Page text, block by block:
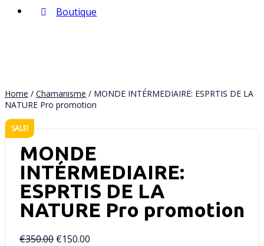
Boutique
Home / Chamanisme / MONDE INTÉRMEDIAIRE: ESPRTIS DE LA
NATURE Pro promotion
SALE!
MONDE
INTÉRMEDIAIRE:
ESPRTIS DE LA
NATURE Pro promotion
€350.00 €150.00